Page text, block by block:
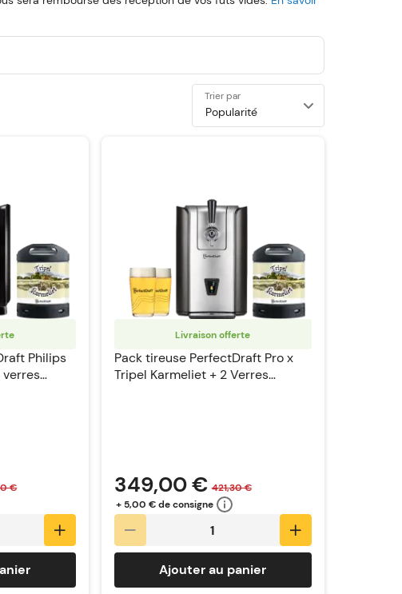
Trier par
Philips
verres
€
Livraison offerte
Pack tireuse PerfectDraft Pro x
Tripel Karmeliet + 2 Verres
349,00 € 421,30 €
+ 5,00 € de consigne
Ajouter au panier